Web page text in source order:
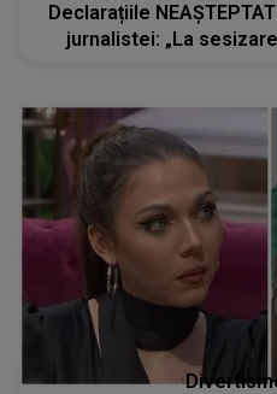
Declarațiile
jurnalistei: „La